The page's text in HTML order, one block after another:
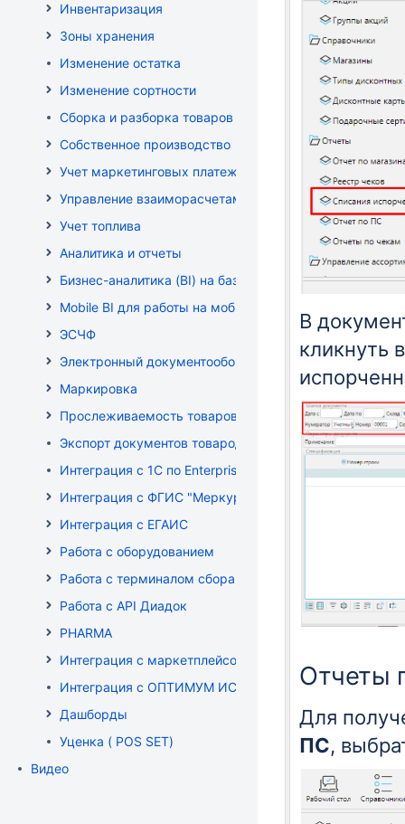
Инвентаризация
Зоны хранения
Изменение остатка
Изменение сортности
Сборка и разборка товаров
Собственное производство
Учет маркетинговых платежей
Управление взаиморасчетами
Учет топлива
Аналитика и отчеты
Бизнес-аналитика (BI) на базе OLAP DRUID
Mobile BI для работы на мобильных устройствах
ЭСЧФ
Электронный документооборот (РБ)
Маркировка
Прослеживаемость товаров
Экспорт документов товародвижения
Интеграция с 1С по EnterpriseData
Интеграция с ФГИС "Меркурий"
Интеграция с ЕГАИС
Работа с оборудованием
Работа с терминалом сбора данных (ТСД)
Работа с API Диадок
PHARMA
Интеграция с маркетплейсом Wildberries
Интеграция с ОПТИМУМ ИСУМТ
Дашборды
Уценка ( POS SET)
Видео
В
кликнуть
Отчеты
Для
ПС,